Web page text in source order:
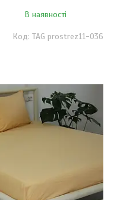
В наявності
TAG prostrez11-036